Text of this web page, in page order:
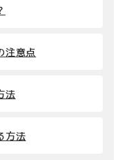
注意点
法
方法